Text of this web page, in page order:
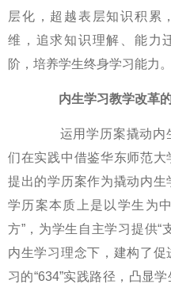
层化，超越表层知识积累
维，追求知识理解、能力
阶，培养学生终身学习能力。
内生学习教学改革的
运用学历案撬动内
们在实践中借鉴华东师范大
提出的学历案作为撬动内生
学历案本质上是以学生为
方”，为学生自主学习提供“
内生学习理念下，建构了促
习的“634”实践路径，凸显学